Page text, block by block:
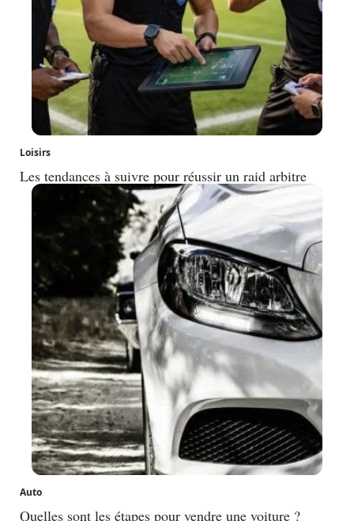
Loisirs
Les tendances à suivre pour réussir un raid arbitre
Auto
Quelles sont les étapes pour vendre une voiture ?